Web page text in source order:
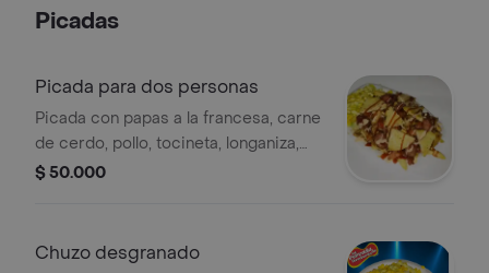
Picadas
Picada para dos personas
Picada con papas a la francesa, carne
de cerdo, pollo, tocineta, longaniza,
arepa con queso mozzarella, ensalada
$ 50.000
Chuzo desgranado